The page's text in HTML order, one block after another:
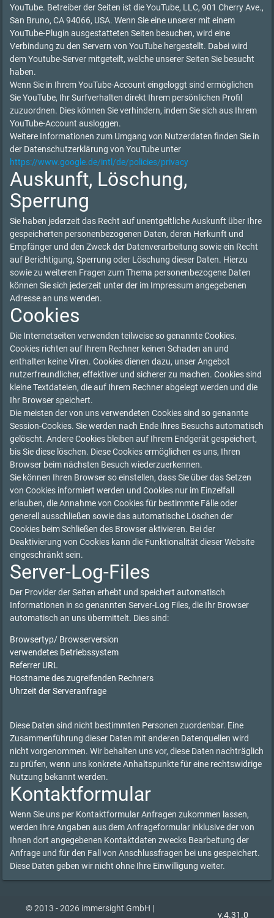
YouTube. Betreiber der Seiten ist die YouTube, LLC, 901 Cherry Ave.,
San Bruno, CA 94066, USA. Wenn Sie eine unserer mit einem
YouTube-Plugin ausgestatteten Seiten besuchen, wird eine
Verbindung zu den Servern von YouTube hergestellt. Dabei wird
dem Youtube-Server mitgeteilt, welche unserer Seiten Sie besucht
haben.
Wenn Sie in Ihrem YouTube-Account eingeloggt sind ermöglichen
Sie YouTube, Ihr Surfverhalten direkt Ihrem persönlichen Profil
zuzuordnen. Dies können Sie verhindern, indem Sie sich aus Ihrem
YouTube-Account ausloggen.
Weitere Informationen zum Umgang von Nutzerdaten finden Sie in
der Datenschutzerklärung von YouTube unter
https://www.google.de/intl/de/policies/privacy
Auskunft, Löschung,
Sperrung
Sie haben jederzeit das Recht auf unentgeltliche Auskunft über Ihre
gespeicherten personenbezogenen Daten, deren Herkunft und
Empfänger und den Zweck der Datenverarbeitung sowie ein Recht
auf Berichtigung, Sperrung oder Löschung dieser Daten. Hierzu
sowie zu weiteren Fragen zum Thema personenbezogene Daten
können Sie sich jederzeit unter der im Impressum angegebenen
Adresse an uns wenden.
Cookies
Die Internetseiten verwenden teilweise so genannte Cookies.
Cookies richten auf Ihrem Rechner keinen Schaden an und
enthalten keine Viren. Cookies dienen dazu, unser Angebot
nutzerfreundlicher, effektiver und sicherer zu machen. Cookies sind
kleine Textdateien, die auf Ihrem Rechner abgelegt werden und die
Ihr Browser speichert.
Die meisten der von uns verwendeten Cookies sind so genannte
Session-Cookies. Sie werden nach Ende Ihres Besuchs automatisch
gelöscht. Andere Cookies bleiben auf Ihrem Endgerät gespeichert,
bis Sie diese löschen. Diese Cookies ermöglichen es uns, Ihren
Browser beim nächsten Besuch wiederzuerkennen.
Sie können Ihren Browser so einstellen, dass Sie über das Setzen
von Cookies informiert werden und Cookies nur im Einzelfall
erlauben, die Annahme von Cookies für bestimmte Fälle oder
generell ausschließen sowie das automatische Löschen der
Cookies beim Schließen des Browser aktivieren. Bei der
Deaktivierung von Cookies kann die Funktionalität dieser Website
eingeschränkt sein.
Server-Log-Files
Der Provider der Seiten erhebt und speichert automatisch
Informationen in so genannten Server-Log Files, die Ihr Browser
automatisch an uns übermittelt. Dies sind:
Browsertyp/ Browserversion
verwendetes Betriebssystem
Referrer URL
Hostname des zugreifenden Rechners
Uhrzeit der Serveranfrage
Diese Daten sind nicht bestimmten Personen zuordenbar. Eine
Zusammenführung dieser Daten mit anderen Datenquellen wird
nicht vorgenommen. Wir behalten uns vor, diese Daten nachträglich
zu prüfen, wenn uns konkrete Anhaltspunkte für eine rechtswidrige
Nutzung bekannt werden.
Kontaktformular
Wenn Sie uns per Kontaktformular Anfragen zukommen lassen,
werden Ihre Angaben aus dem Anfrageformular inklusive der von
Ihnen dort angegebenen Kontaktdaten zwecks Bearbeitung der
Anfrage und für den Fall von Anschlussfragen bei uns gespeichert.
Diese Daten geben wir nicht ohne Ihre Einwilligung weiter.
© 2013 - 2026 immersight GmbH |
v.4.31.0